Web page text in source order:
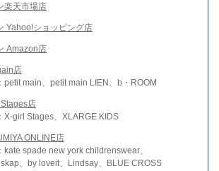
楽天市場店
Yahoo!ショッピング店
Amazon店
店
petit main、petit main LIEN、b・ROOM
店
X-girl Stages、XLARGE KIDS
ONLINE店
kate spade new york childrenswear、
、by loveit、Lindsay、BLUE CROSS